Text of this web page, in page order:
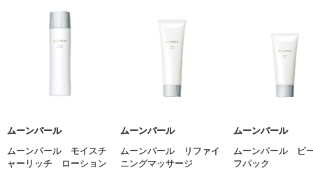
ムーンパール
ムーンパール モイスチ
ャーリッチ ローション
ムーンパール
ムーンパール リファイ
ニングマッサージ
ムーンパール
ムーンパール ピ
フパック